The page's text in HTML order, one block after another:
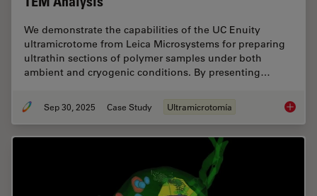
We demonstrate the capabilities of the UC Enuity
ultramicrotome from Leica Microsystems for preparing
ultrathin sections of polymer samples under both
ambient and cryogenic conditions. By presenting…
Sep 30, 2025 Case Study Ultramicrotomía